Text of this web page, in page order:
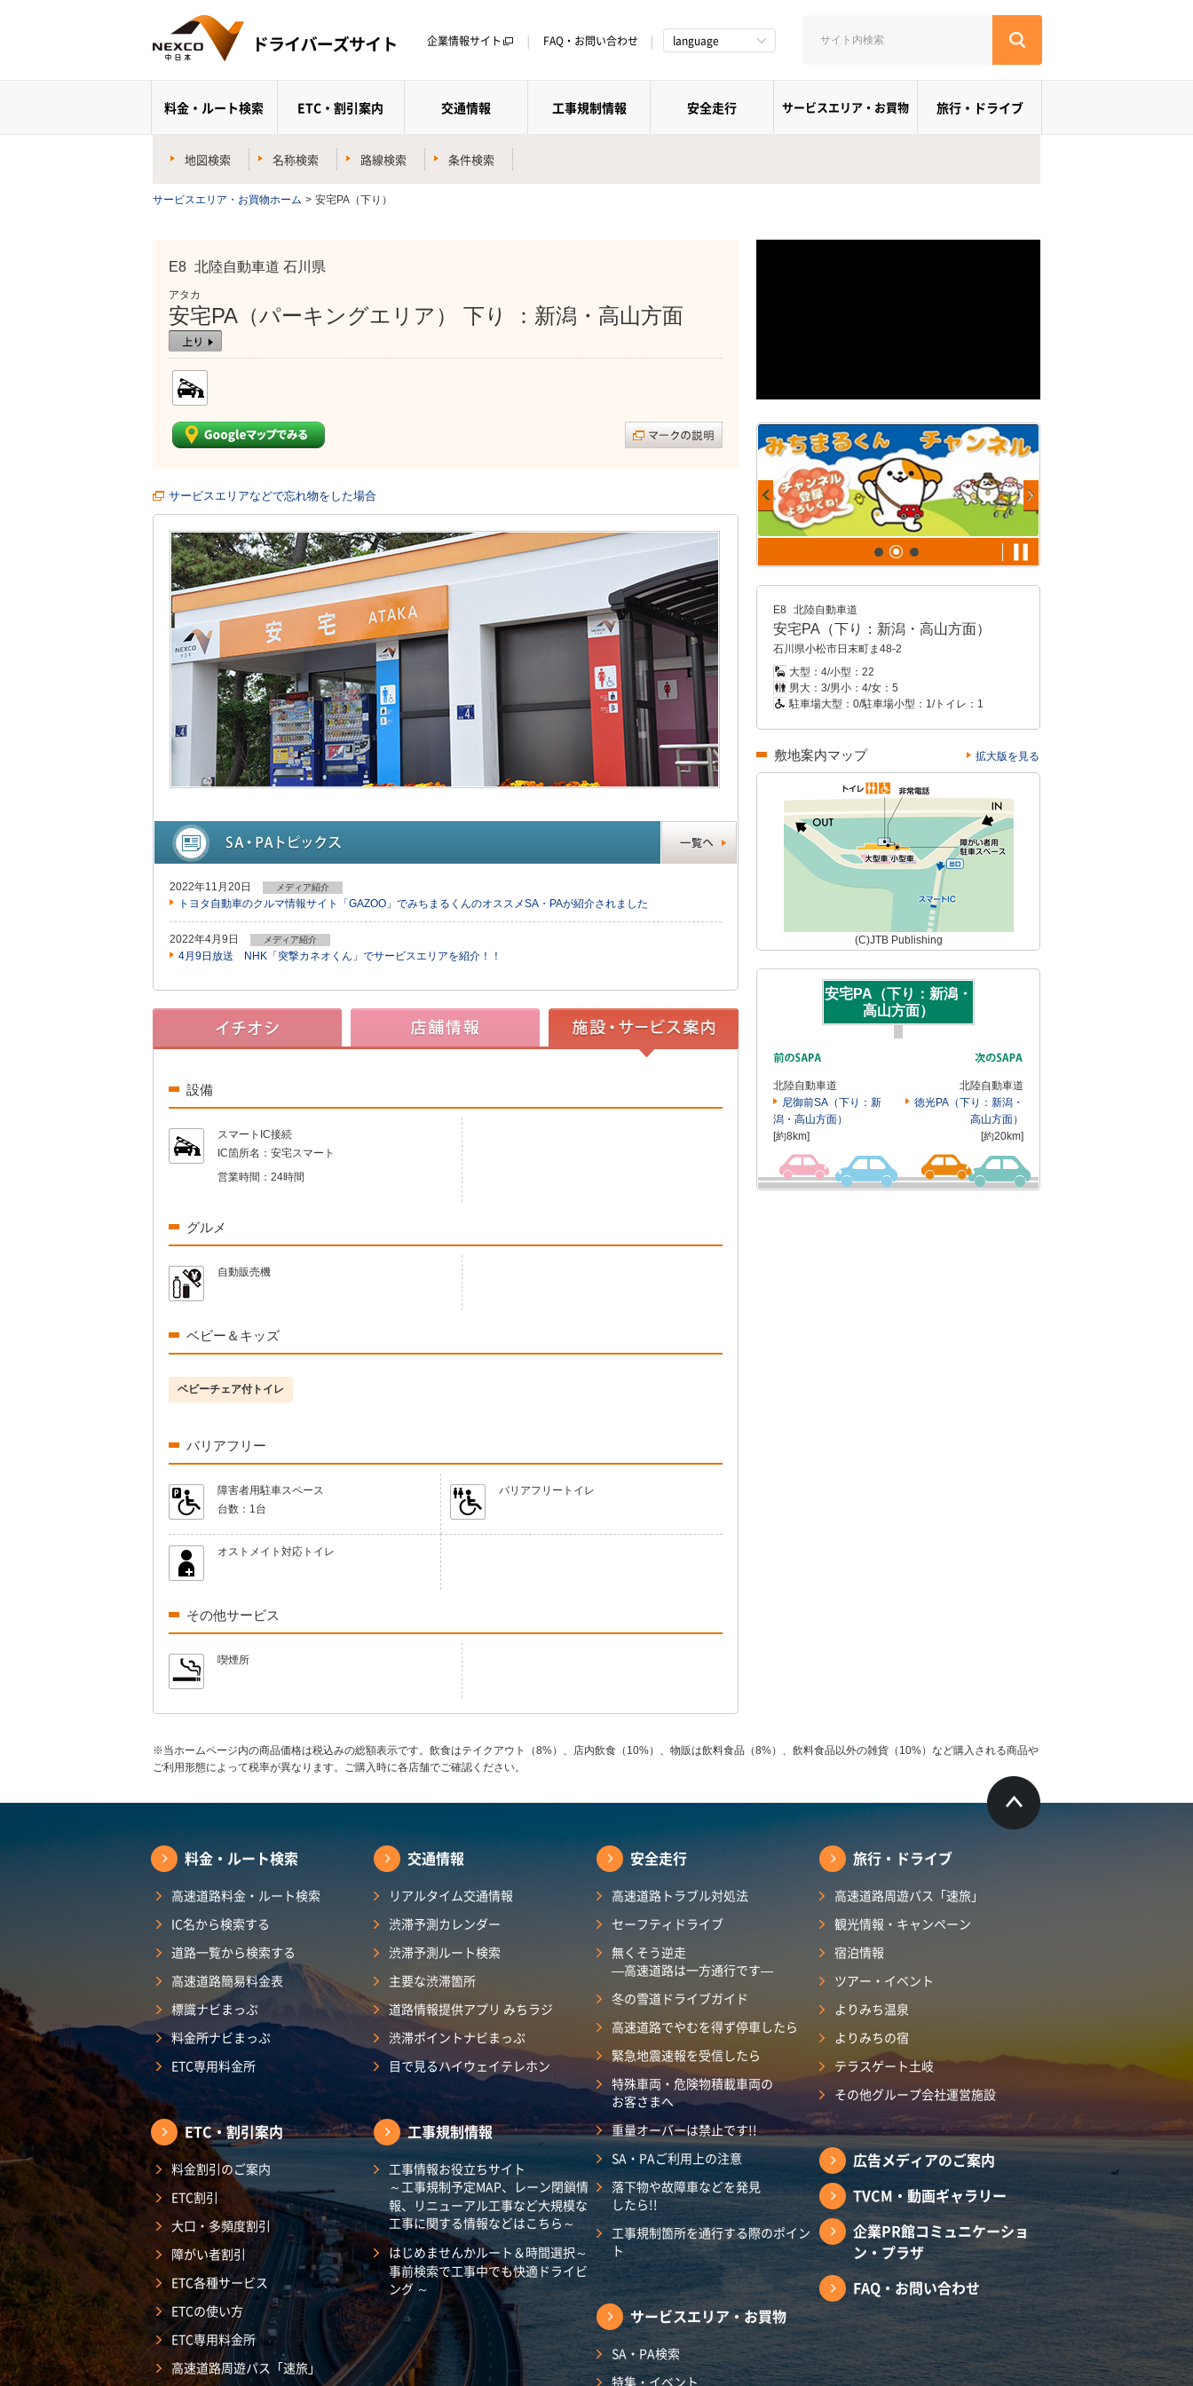
企業情報サイト FAQ・お問い合わせ language
料金・ルート検索 ETC・割引案内 交通情報 工事規制情報 安全走行 サービスエリア・お買物 旅行・ドライブ
地図検索 名称検索 路線検索 条件検索
サービスエリア・お買物ホーム > 安宅PA（下り）
E8 北陸自動車道 石川県
アタカ
安宅PA（パーキングエリア） 下り ：新潟・高山方面
サービスエリアなどで忘れ物をした場合
2022年11月20日 メディア紹介
トヨタ自動車のクルマ情報サイト「GAZOO」でみちまるくんのオススメSA・PAが紹介されました
2022年4月9日 メディア紹介
4月9日放送 NHK「突撃カネオくん」でサービスエリアを紹介！！
設備
スマートIC接続
IC箇所名： 安宅スマート
営業時間： 24時間
グルメ
自動販売機
ベビー＆キッズ
ベビーチェア付トイレ
バリアフリー
障害者用駐車スペース
台数： 1台
バリアフリートイレ
オストメイト対応トイレ
その他サービス
喫煙所
E8 北陸自動車道
安宅PA（下り：新潟・高山方面）
石川県小松市日末町ま48-2
大型：4/小型：22
男大：3/男小：4/女：5
駐車場大型：0/駐車場小型：1/トイレ：1
敷地案内マップ 拡大版を見る
(C)JTB Publishing
安宅PA（下り：新潟・
高山方面）
北陸自動車道
尼御前SA（下り：新
潟・高山方面）
[約8km]
北陸自動車道
徳光PA（下り：新潟・
高山方面）
[約20km]
※当ホームページ内の商品価格は税込みの総額表示です。飲食はテイクアウト（8%）、店内飲食（10%）、物販は飲料食品（8%）、飲料食品以外の雑貨（10%）など購入される商品や
ご利用形態によって税率が異なります。ご購入時に各店舗でご確認ください。
料金・ルート検索
高速道路料金・ルート検索
IC名から検索する
道路一覧から検索する
高速道路簡易料金表
標識ナビまっぷ
料金所ナビまっぷ
ETC専用料金所
ETC・割引案内
料金割引のご案内
ETC割引
大口・多頻度割引
障がい者割引
ETC各種サービス
ETCの使い方
ETC専用料金所
高速道路周遊パス「速旅」
交通情報
リアルタイム交通情報
渋滞予測カレンダー
渋滞予測ルート検索
主要な渋滞箇所
道路情報提供アプリ みちラジ
渋滞ポイントナビまっぷ
目で見るハイウェイテレホン
工事規制情報
工事情報お役立ちサイト
～工事規制予定MAP、レーン閉鎖情
報、リニューアル工事など大規模な
工事に関する情報などはこちら～
はじめませんかルート＆時間選択～
事前検索で工事中でも快適ドライビ
ング ～
安全走行
高速道路トラブル対処法
セーフティドライブ
無くそう逆走
―高速道路は一方通行です―
冬の雪道ドライブガイド
高速道路でやむを得ず停車したら
緊急地震速報を受信したら
特殊車両・危険物積載車両の
お客さまへ
重量オーバーは禁止です!!
SA・PAご利用上の注意
落下物や故障車などを発見
したら!!
工事規制箇所を通行する際のポイン
ト
サービスエリア・お買物
SA・PA検索
特集・イベント
旅行・ドライブ
高速道路周遊パス「速旅」
観光情報・キャンペーン
宿泊情報
ツアー・イベント
よりみち温泉
よりみちの宿
テラスゲート土岐
その他グループ会社運営施設
広告メディアのご案内
TVCM・動画ギャラリー
企業PR館コミュニケーショ
ン・プラザ
FAQ・お問い合わせ